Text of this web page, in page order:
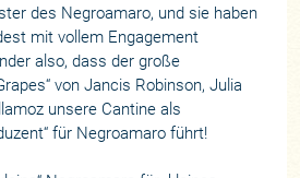
des Negroamaro, und sie haben
mit vollem Engagement
also, dass der große
von Jancis Robinson, Julia
unsere Cantine als
für Negroamaro führt!